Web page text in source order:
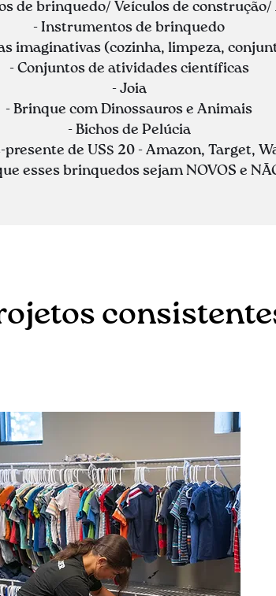
de brinquedo/ Veículos de construção/
- Instrumentos de brinquedo
imaginativas (cozinha, limpeza,
- Conjuntos de atividades científicas
- Joia
- Brinque com Dinossauros e Animais
- Bichos de Pelúcia
presente de US$ 20 - Amazon, Target,
esses brinquedos sejam NOVOS e